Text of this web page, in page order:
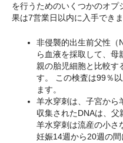
を行うためのいくつかのオ
果は7営業日以内に入手できま
非侵襲的出生前父性（
ら血液を採取して、母
親の胎児細胞と比較す
す。 この検査は99％
ます。
羊水穿刺は、子宮から
収集されたDNAは、父
羊水穿刺は流産の小さ
妊娠14週から20週の間